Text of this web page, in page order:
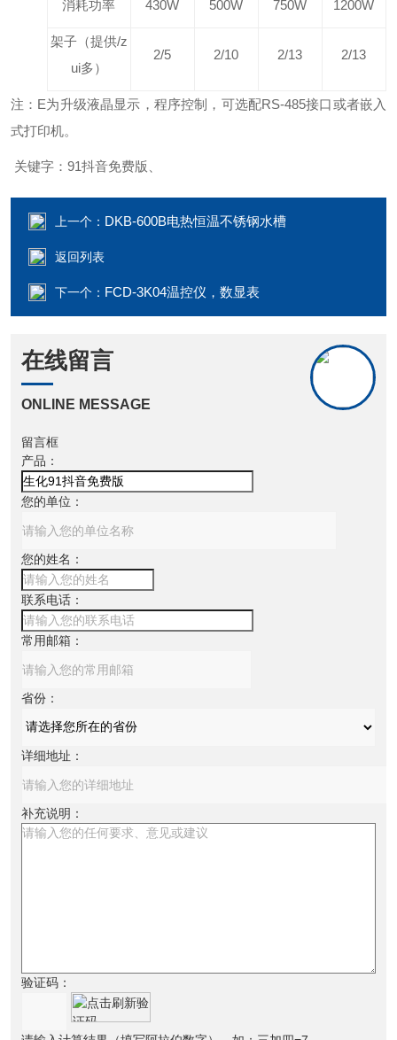
消耗功率 430W 500W 750W 1200W
架子（提供/z
ui多）
2/5 2/10 2/13 2/13
注：E为升级液晶显示，程序控制，可选配RS-485接口或者嵌入
式打印机。
关键字：91抖音免费版、
上一个： DKB-600B电热恒温不锈钢水槽
返回列表
下一个： FCD-3K04温控仪，数显表
在线留言
ONLINE MESSAGE
留言框
产品：
您的单位：
您的姓名：
联系电话：
常用邮箱：
省份：
详细地址：
补充说明：
验证码：